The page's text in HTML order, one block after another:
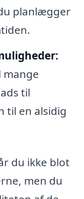
planlægger
mange
til
til en alsidig
du ikke blot
men du